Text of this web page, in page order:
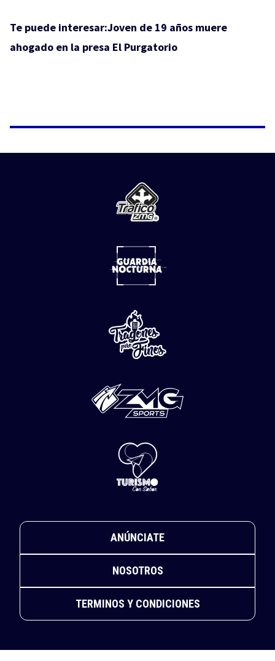
Te puede interesar:Joven de 19 años muere
ahogado en la presa El Purgatorio
ANÚNCIATE
NOSOTROS
TERMINOS Y CONDICIONES